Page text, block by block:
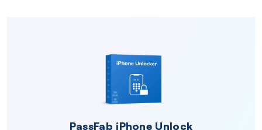
PassFab iPhone Unlock